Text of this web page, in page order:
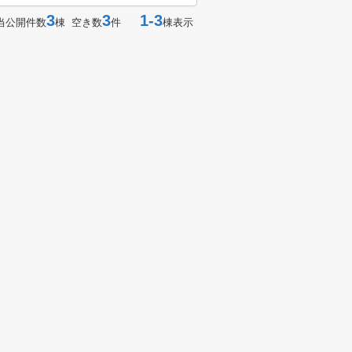
公開件数3棟 空き数3件 1-3棟表示